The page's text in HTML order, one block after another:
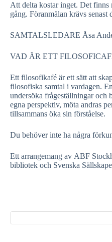
Att delta kostar inget. Det finns
gång. Föranmälan krävs senast
SAMTALSLEDARE Åsa
VAD ÄR ETT
Ett filosofikafé är ett sätt att
filosofiska samtal i vardagen.
undersöka frågeställningar och
egna perspektiv, möta andras
tillsammans öka sin förståelse.
Du behöver inte ha några
Ett arrangemang av ABF
bibliotek och Svenska